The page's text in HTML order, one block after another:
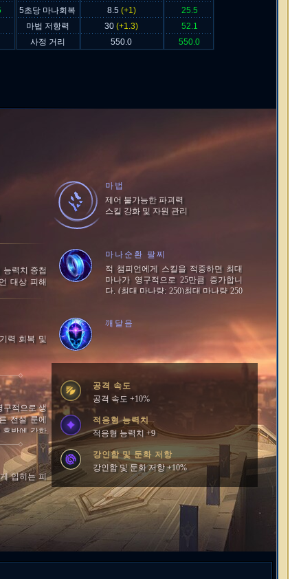
5초당 마나회복 8.5 (+1)
25.5
마법 저항력 30 (+1.3)
52.1
사정 거리 550.0 550.0
력치 중첩
대상 피해
력 회복 및
구적으로 생
전설 룬에
후반에 강한
입히는 피
마법
제어 불가능한 파괴력
스킬 강화 및 자원 관리
마나순환 팔찌
적 챔피언에게 스킬을 적중하면 최대
마나가 영구적으로 25만큼 증가합니
다. (최대 마나량: 250)최대 마나량 250
깨달음
공격 속도
공격 속도 +10%
적응형 능력치
적응형 능력치 +9
강인함 및 둔화 저항
강인함 및 둔화 저항 +10%